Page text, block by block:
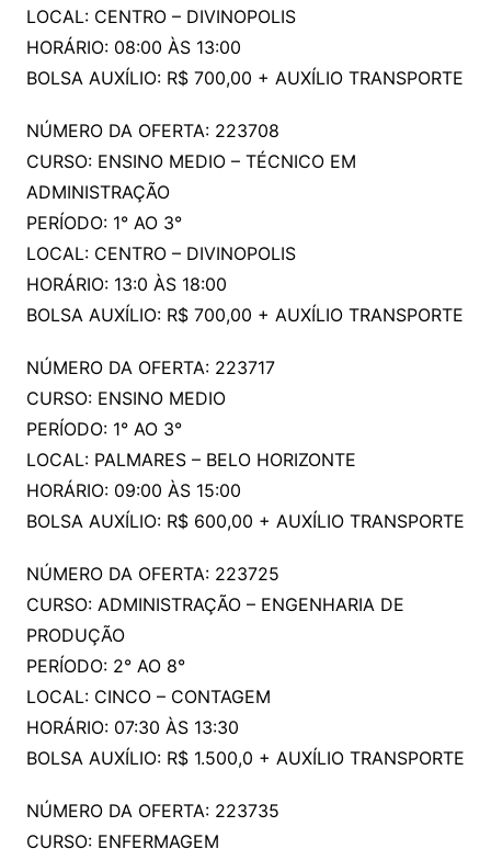
LOCAL: CENTRO – DIVINOPOLIS
HORÁRIO: 08:00 ÀS 13:00
BOLSA AUXÍLIO: R$ 700,00 + AUXÍLIO TRANSPORTE
NÚMERO DA OFERTA: 223708
CURSO: ENSINO MEDIO – TÉCNICO EM
ADMINISTRAÇÃO
PERÍODO: 1° AO 3°
LOCAL: CENTRO – DIVINOPOLIS
HORÁRIO: 13:0 ÀS 18:00
BOLSA AUXÍLIO: R$ 700,00 + AUXÍLIO TRANSPORTE
NÚMERO DA OFERTA: 223717
CURSO: ENSINO MEDIO
PERÍODO: 1° AO 3°
LOCAL: PALMARES – BELO HORIZONTE
HORÁRIO: 09:00 ÀS 15:00
BOLSA AUXÍLIO: R$ 600,00 + AUXÍLIO TRANSPORTE
NÚMERO DA OFERTA: 223725
CURSO: ADMINISTRAÇÃO – ENGENHARIA DE
PRODUÇÃO
PERÍODO: 2° AO 8°
LOCAL: CINCO – CONTAGEM
HORÁRIO: 07:30 ÀS 13:30
BOLSA AUXÍLIO: R$ 1.500,0 + AUXÍLIO TRANSPORTE
NÚMERO DA OFERTA: 223735
CURSO: ENFERMAGEM